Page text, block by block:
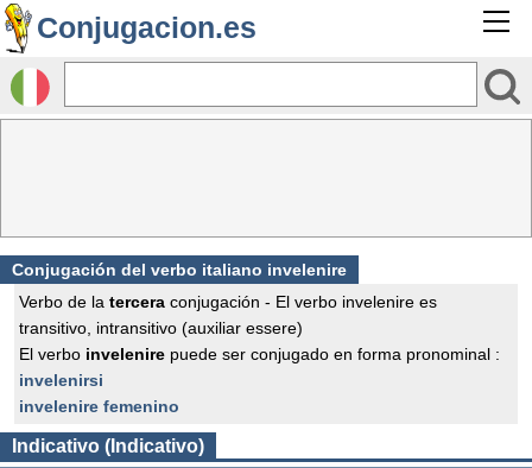
Conjugacion.es
Conjugación del verbo italiano invelenire
Verbo de la tercera conjugación - El verbo invelenire es
transitivo, intransitivo (auxiliar essere)
El verbo invelenire puede ser conjugado en forma pronominal :
invelenirsi
invelenire femenino
Indicativo (Indicativo)